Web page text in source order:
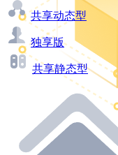
共享动态型
独享版
共享静态型